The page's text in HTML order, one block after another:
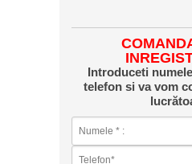
Introduceti
telefon si va vom